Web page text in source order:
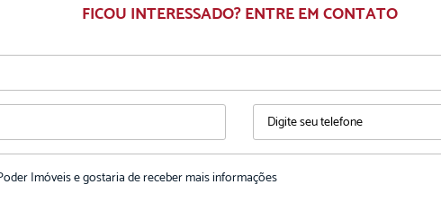
FICOU INTERESSADO? ENTRE EM CONTATO